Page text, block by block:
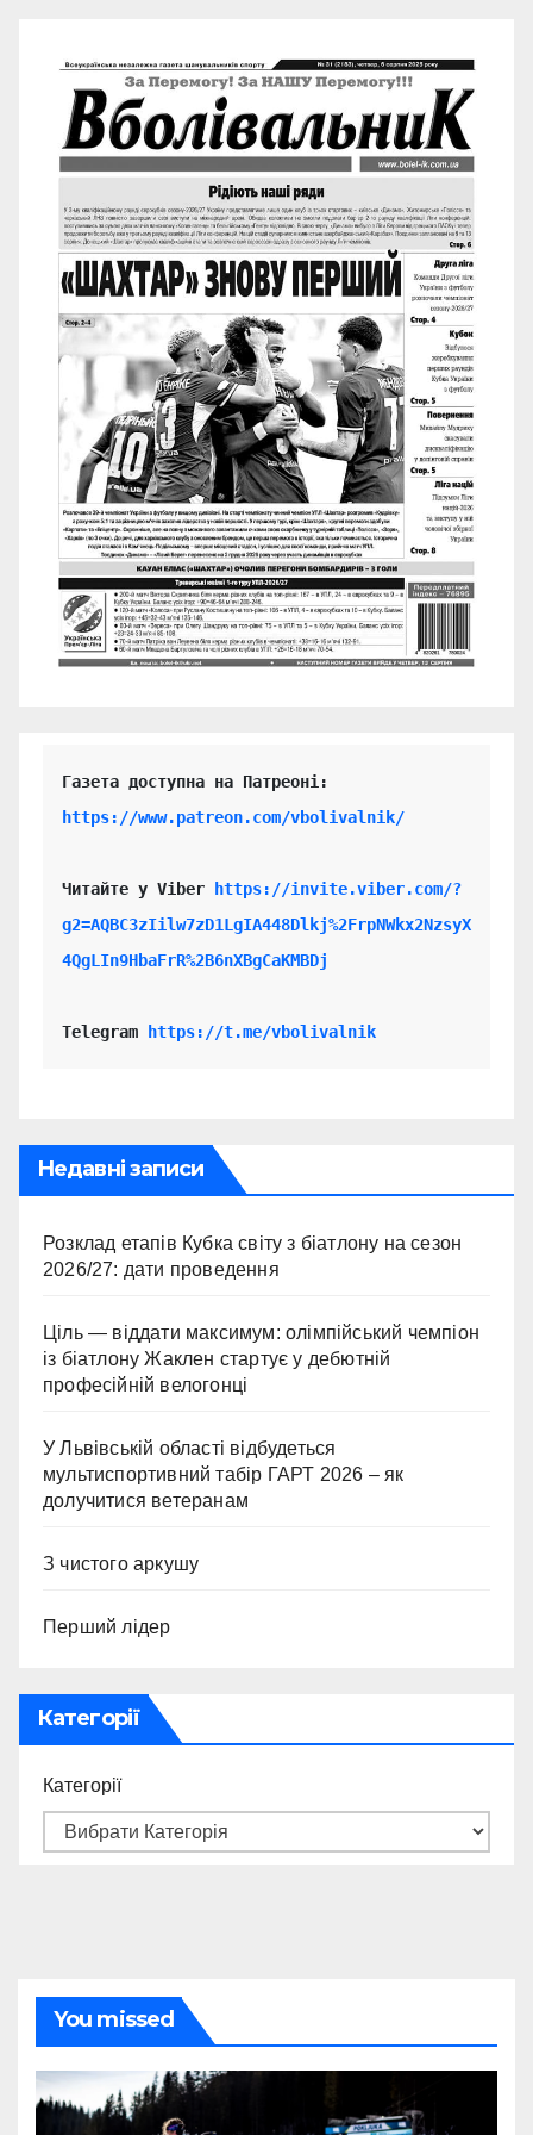
https://www.patreon.com/vbolivalnik/
Читайте у Viber
https://invite.viber.com/?
g2=AQBC3zIilw7zD1LgIA448Dlkj%2FrpNWkx2NzsyX
4QgLIn9HbaFrR%2B6nXBgCaKMBDj
Telegram https://t.me/vbolivalnik
Недавні записи
Розклад етапів Кубка світу з біатлону на сезон
2026/27: дати проведення
Ціль — віддати максимум: олімпійський чемпіон
із біатлону Жаклен стартує у дебютній
професійній велогонці
У Львівській області відбудеться
мультиспортивний табір ГАРТ 2026 – як
долучитися ветеранам
З чистого аркушу
Перший лідер
Категорії
Категорії
You missed